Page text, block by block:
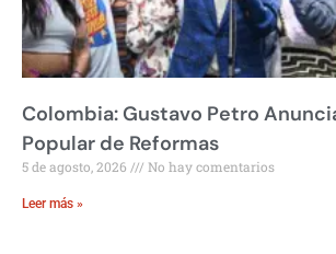
Colombia: Gustavo Petro
Popular de Reformas
5 de agosto, 2026 No hay comentarios
Leer más »